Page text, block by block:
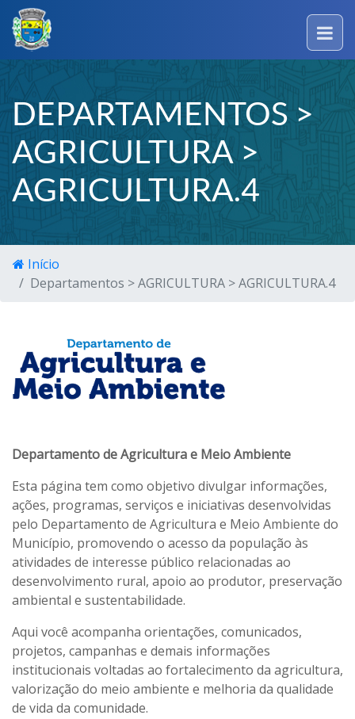
DEPARTAMENTOS >
AGRICULTURA >
AGRICULTURA.4
Início
Departamentos > AGRICULTURA > AGRICULTURA.4
Departamento de Agricultura e Meio Ambiente
Esta página tem como objetivo divulgar informações,
ações, programas, serviços e iniciativas desenvolvidas
pelo Departamento de Agricultura e Meio Ambiente do
Município, promovendo o acesso da população às
atividades de interesse público relacionadas ao
desenvolvimento rural, apoio ao produtor, preservação
ambiental e sustentabilidade.
Aqui você acompanha orientações, comunicados,
projetos, campanhas e demais informações
institucionais voltadas ao fortalecimento da agricultura,
valorização do meio ambiente e melhoria da qualidade
de vida da comunidade.